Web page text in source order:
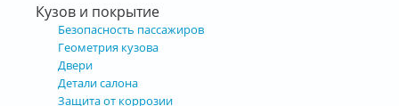
Кузов и покрытие
Безопасность пассажиров
Геометрия кузова
Двери
Детали салона
Защита от коррозии